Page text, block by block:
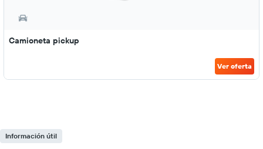
Camioneta pickup
Ver oferta
Información útil